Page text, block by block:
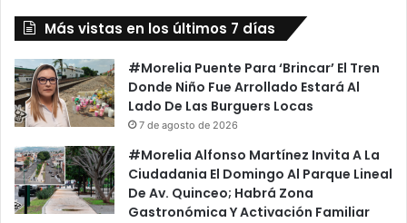
Más vistas en los últimos 7 días
#Morelia Puente Para ‘Brincar’ El Tren
Donde Niño Fue Arrollado Estará Al
Lado De Las Burguers Locas
7 de agosto de 2026
#Morelia Alfonso Martínez Invita A La
Ciudadania El Domingo Al Parque Lineal
De Av. Quinceo; Habrá Zona
Gastronómica Y Activación Familiar